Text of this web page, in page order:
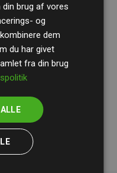
løbende vores
gennemsigtighed
vores investeringer i
CO₂-
brug af vores
og
dem
du har givet
fra din brug